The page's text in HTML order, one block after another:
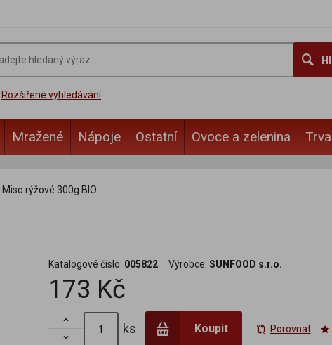
Rozšířené vyhledávání
Mražené Nápoje Ostatní Ovoce a zelenina
Miso rýžové 300g BIO
Katalogové číslo: 005822 Výrobce: SUNFOOD s.r.o.
173 Kč


ks Koupit Porovnat